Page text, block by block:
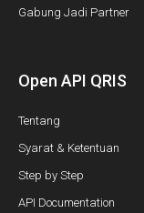
Gabung Jadi Partner
Open API QRIS
Tentang
Syarat & Ketentuan
Step by Step
API Documentation